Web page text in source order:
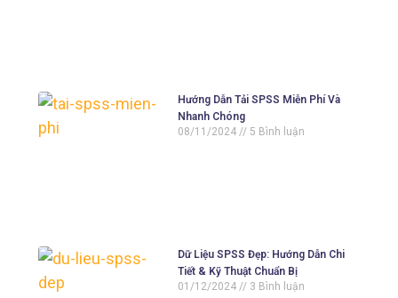
Hướng Dẫn Tải SPSS Miễn Phí Và
Nhanh Chóng
08/11/2024
5 Bình luận
Dữ Liệu SPSS Đẹp: Hướng Dẫn Chi
Tiết & Kỹ Thuật Chuẩn Bị
01/12/2024
3 Bình luận